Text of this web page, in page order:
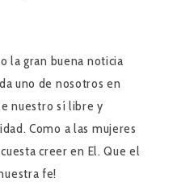
la gran buena noticia
uno de nosotros en
nuestro sí libre y
Como a las mujeres
creer en El. Que el
fe!